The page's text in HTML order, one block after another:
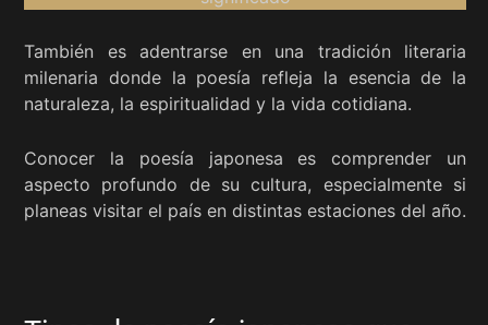
También es adentrarse en una tradición literaria
milenaria donde la poesía refleja la esencia de la
naturaleza, la espiritualidad y la vida cotidiana.
Conocer la poesía japonesa es comprender un
aspecto profundo de su cultura, especialmente si
planeas visitar el país en distintas estaciones del año.